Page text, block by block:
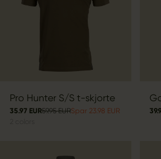
Pro Hunter S/S t-skjorte
35.97 EUR59.95 EURSpar 23.98 EUR